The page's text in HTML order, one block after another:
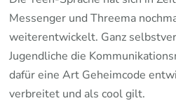
Messenger und Threema
weiterentwickelt. Ganz
Jugendliche die
dafür eine Art Geheimcode
verbreitet und als cool gilt.